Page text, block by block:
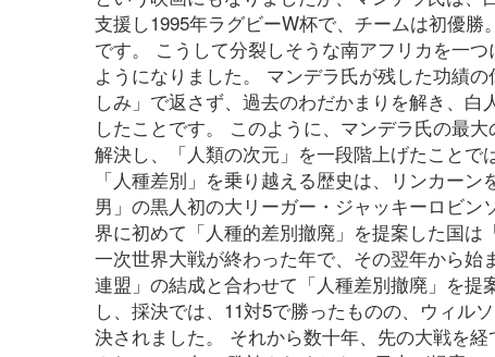
支援し1995年ラグビーW杯で、チームは初優
です。 こうして分裂しそうな南アフリカを一
ようになりました。 マンデラ氏が残した功績
しみ」で返さず、過去のわだかまりを解き、
したことです。 このように、マンデラ氏の最
解決し、「人類の次元」を一段階上げたこと
「人種差別」を乗り越える歴史は、リンカー
男」の黒人初の大リーガー・ジャッキーロビ
界に初めて「人種的差別撤廃」を提案した国
一次世界大戦が終わった年で、その翌年から
連盟」の結成と合わせて「人種差別撤廃」を
し、採決では、11対5で勝ったものの、ウィル
決されました。 それから数十年、先の大戦を